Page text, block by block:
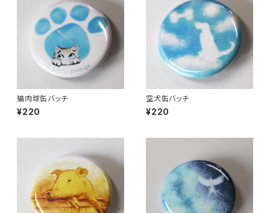
猫肉球缶バッチ
¥220
空犬缶バッチ
¥220